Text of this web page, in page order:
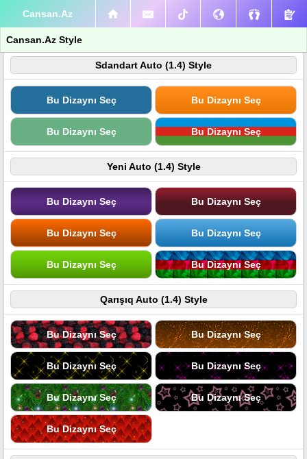
Cansan.Az
Cansan.Az Style
Sdandart Auto (1.4) Style
Bu Dizaynı Seç Bu Dizaynı Seç
Bu Dizaynı Seç Bu Dizaynı Seç
Yeni Auto (1.4) Style
Bu Dizaynı Seç Bu Dizaynı Seç
Bu Dizaynı Seç Bu Dizaynı Seç
Bu Dizaynı Seç Bu Dizaynı Seç
Qarışıq Auto (1.4) Style
Bu Dizaynı Seç Bu Dizaynı Seç
Bu Dizaynı Seç Bu Dizaynı Seç
Bu Dizaynı Seç Bu Dizaynı Seç
Bu Dizaynı Seç